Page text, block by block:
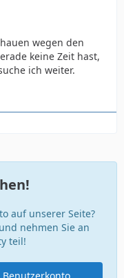
wegen den
keine Zeit hast,
ich weiter.
auf unserer Seite?
nehmen Sie an
teil!
Benutzerkonto